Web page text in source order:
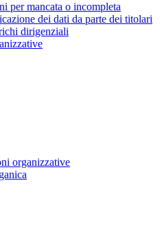
per mancata o incompleta
dei dati da parte dei titolari
dirigenziali
organizzative